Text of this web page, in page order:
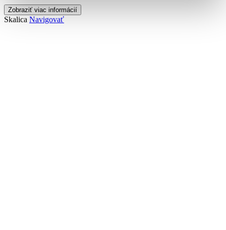
Zobraziť viac informácií
Skalica Navigovať